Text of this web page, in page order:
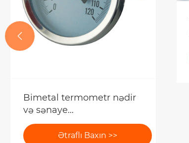
Bimetal termometr nədir
və sənaye
temperaturunun
ölçülməsi üçün nə üçün
Ətraflı Baxın >>
